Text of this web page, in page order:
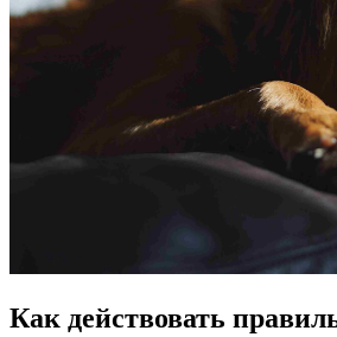
Как действовать